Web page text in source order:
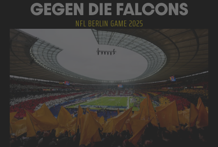
NFL BERLIN GAME 2025
GEGEN DIE FALCONS